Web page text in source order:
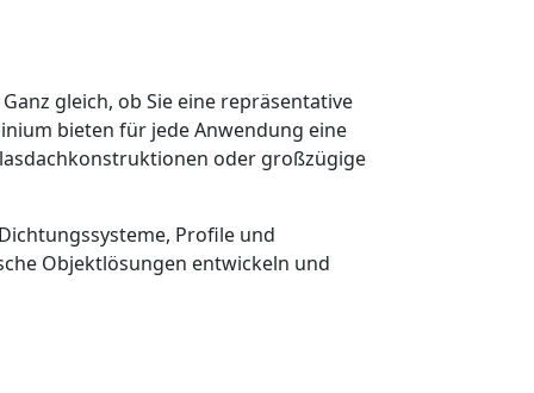
gleich, ob Sie eine repräsentative
bieten für jede Anwendung eine
oder großzügige
Profile und
Objektlösungen entwickeln und